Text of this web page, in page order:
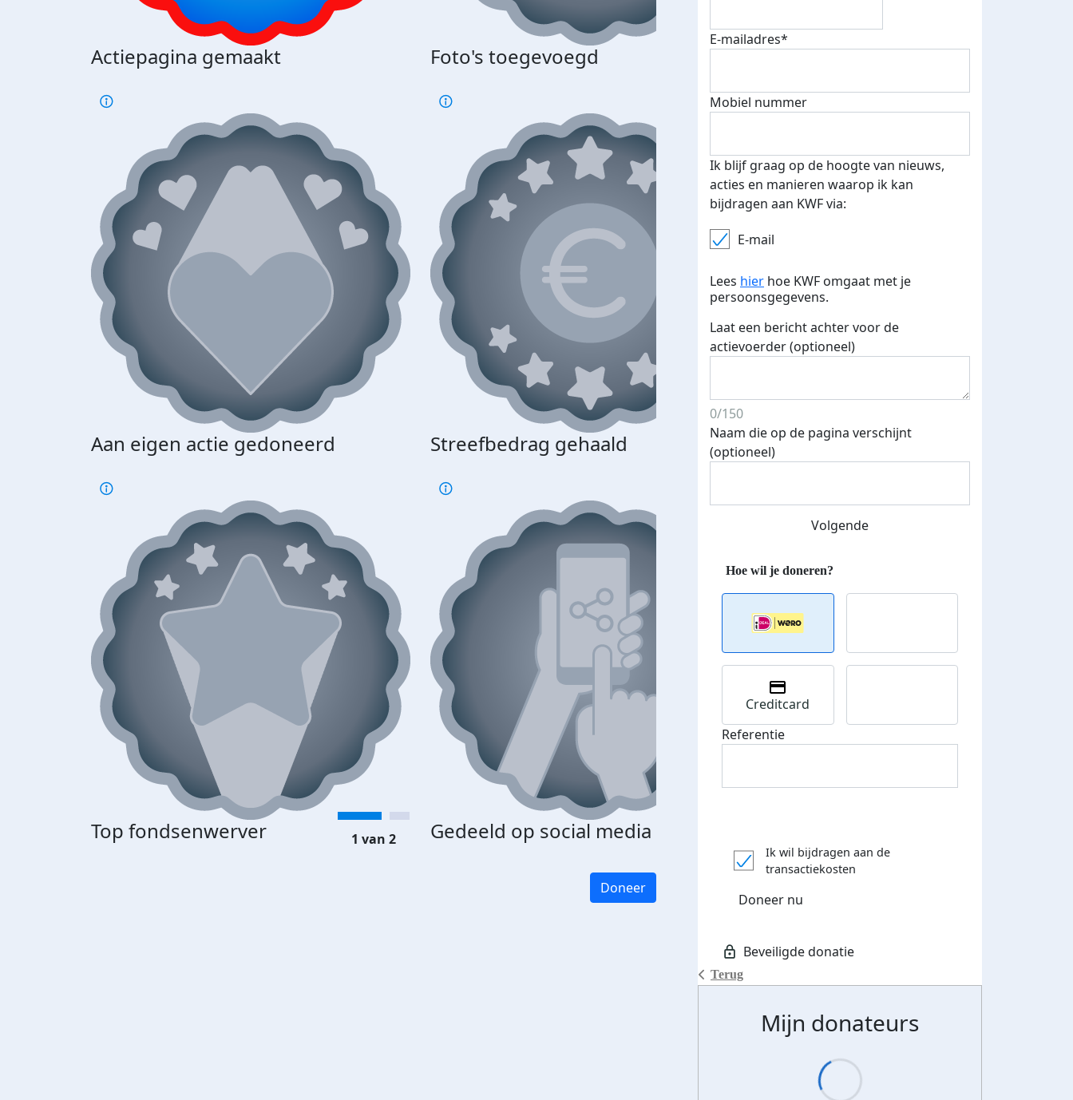
Actiepagina gemaakt Foto's toegevoegd E-mails verstuurd
Aan eigen actie gedoneerd Streefbedrag gehaald Streefbedrag verhoogd
Top fondsenwerver Gedeeld op social media
Top fondsenwerver
1 van 2
Doneer
E-mailadres*
Mobiel nummer
Ik blijf graag op de hoogte van nieuws,
acties en manieren waarop ik kan
bijdragen aan KWF via:
E-mail
Lees hier hoe KWF omgaat met je
persoonsgegevens.
Laat een bericht achter voor de
actievoerder (optioneel)
0/150
Naam die op de pagina verschijnt
(optioneel)
Volgende
Terug
Creditcard
Referentie
Ik wil bijdragen aan de
transactiekosten
Doneer nu
Mijn donateurs